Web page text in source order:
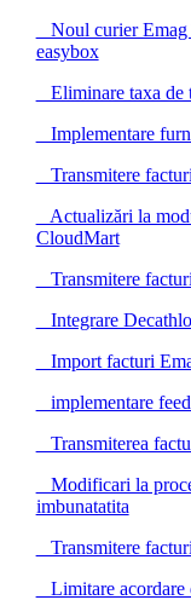
Noul curier Emag
easybox
Eliminare taxa de
Implementare
Transmitere
Actualizări la
CloudMart
Transmitere
Integrare
Import facturi
implementare
Transmiterea
Modificari la
imbunatatita
Transmitere
Limitare acordare